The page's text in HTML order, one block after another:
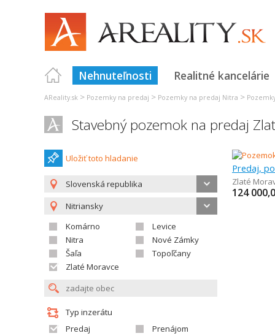
Nehnuteľnosti Realitné kancelárie
AReality.sk > Pozemky na predaj > Pozemky na predaj Nitra >
Stavebný pozemok na predaj
Uložiť toto hladanie
Slovenská republika
Nitriansky
Komárno
Levice
Nitra
Nové Zámky
Šaľa
Topoľčany
Zlaté Moravce
Typ inzerátu
Predaj
Prenájom
Zlaté
124